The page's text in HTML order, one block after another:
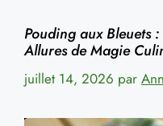
Pouding aux Bleuets
Allures de Magie
juillet 14, 2026 par